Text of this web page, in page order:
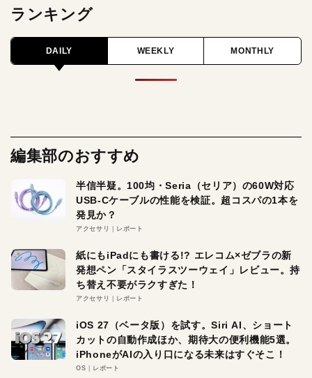
ランキング
DAILY WEEKLY MONTHLY
編集部のおすすめ
半信半疑。100均・Seria（セリア）の60W対応
USB-Cケーブルの性能を検証。超コスパの1本を
発見か？
アクセサリ レポート
紙にもiPadにも書ける!? エレコム×ゼブラの新
発想ペン「スタイラスツーウェイ」レビュー。持
ち替え不要がラクすぎた！
アクセサリ レポート
iOS 27（ベータ版）を試す。Siri AI、ショート
カットの自動作成ほか、期待大の便利機能5選。
iPhoneがAIの入り口になる未来はすぐそこ！
OS レポート